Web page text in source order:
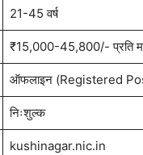
21-45 वर्ष
₹15,000-45,800/- प्रति
ऑफलाइन (Registered
निःशुल्क
kushinagar.nic.in